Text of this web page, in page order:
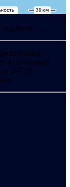
под ключ
публичной
437 (2)